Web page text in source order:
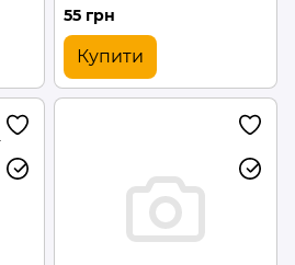
55 грн
Купити